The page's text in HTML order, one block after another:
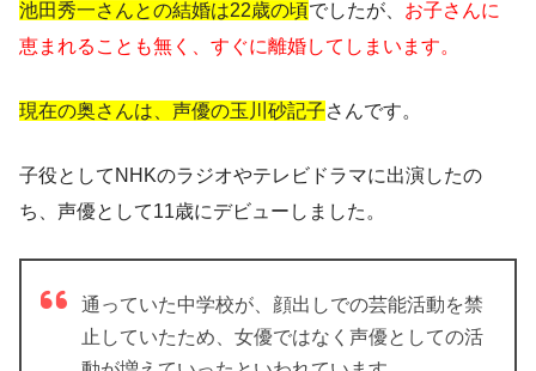
池田秀一さんとの結婚は22歳の頃でしたが、 お子さんに
恵まれることも無く、すぐに離婚してしまいます。
現在の奥さんは、声優の玉川砂記子さんです。
子役としてNHKのラジオやテレビドラマに出演したの
ち、声優として11歳にデビューしました。
通っていた中学校が、顔出しでの芸能活動を禁
止していたため、女優ではなく声優としての活